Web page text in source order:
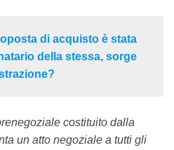
di acquisto è stata
della stessa, sorge
costituito dalla
un atto negoziale a tutti gli